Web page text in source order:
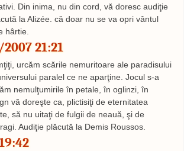
Din inima, nu din cord, vă doresc audiţie
la Alizée. că doar nu se va opri vântul
hârtie.
21:21
urcăm scările nemuritoare ale paradisului
paralel ce ne aparţine. Jocul s-a
nemulţumirile în petale, în oglinzi, în
vă doreşte ca, plictisiţi de eternitatea
să nu uitaţi de fulgii de neauă, şi de
Audiţie plăcută la Demis Roussos.